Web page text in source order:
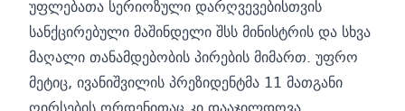
უფლებათა სერიოზული დარღვევებისთვის
სანქცირებული მაშინდელი შსს მინისტრის და სხვა
მაღალი თანამდებობის პირების მიმართ. უფრო
მეტიც, ივანიშვილის პრეზიდენტმა 11 მათგანი